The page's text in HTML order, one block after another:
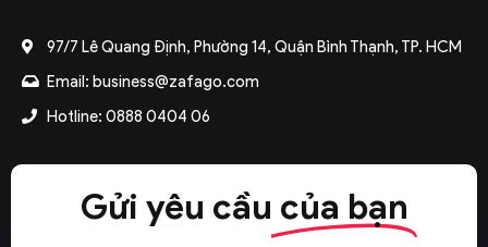
97/7 Lê Quang Định, Phường 14, Quận Bình Thạnh, TP. HCM
Email: business@zafago.com
Hotline: 0888 0404 06
Gửi yêu cầu của bạn